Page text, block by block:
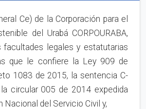
Ce) de la Corporación para el
del Urabá CORPOURABA,
facultades legales y estatutarias
que le confiere la Ley 909 de
1083 de 2015, la sentencia C-
circular 005 de 2014 expedida
Nacional del Servicio Civil y,